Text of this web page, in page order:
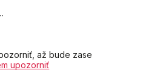
až bude zase
upozorniť